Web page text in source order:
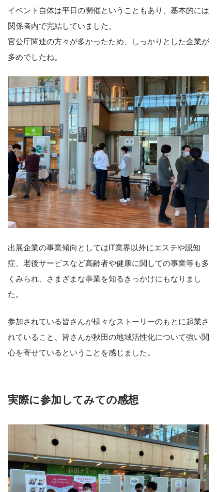
イベント自体は平日の開催ということもあり、基本的には
関係者内で完結していました。
官公庁関連の方々が多かったため、しっかりとした企業が
多めでしたね。
出展企業の事業傾向としてはIT業界以外にエステや認知
症、老後サービスなど高齢者や健康に関しての事業等も多
くみられ、さまざまな事業を知るきっかけにもなりまし
た。
参加されている皆さんが様々なストーリーのもとに起業さ
れていること、皆さんが秋田の地域活性化について強い関
心を寄せているということを感じました。
実際に参加してみての感想